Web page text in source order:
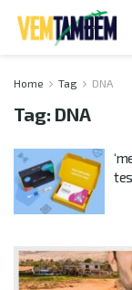
Home Tag DNA
Tag: DNA